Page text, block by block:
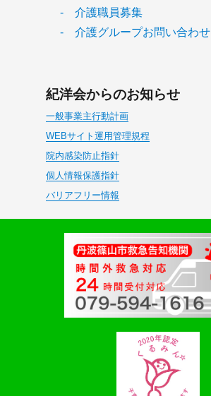
- 介護職員募集
- 介護グループお問い合わせ
紀洋会からのお知らせ
一般事業主行動計画
WEBサイト運用管理規程
院内感染防止指針
個人情報保護指針
バリアフリー情報